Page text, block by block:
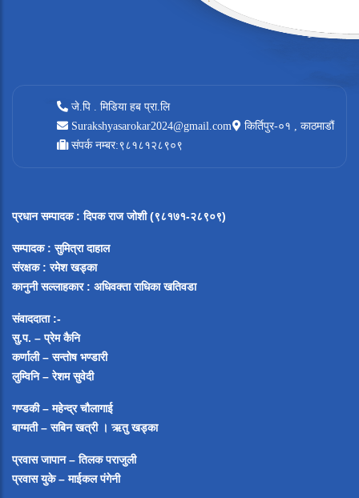
जे.पि . मिडिया हब प्रा.लि
Surakshyasarokar2024@gmail.com
किर्तिपुर-०१ , काठमाडौं
संपर्क नम्बर:९८१८१२८९०९
प्रधान सम्पादक: दिपक राज जोशी (९८१७१-२८९०९)
सम्पादक : सुमित्रा दाहाल
संरक्षक : रमेश खड्का
कानुनी सल्लाहकार : अधिवक्ता राधिका खतिवडा
संवाददाता :-
सु.प. – प्रेम कैनि
कर्णाली – सन्तोष भण्डारी
लुम्विनि – रेशम सुवेदी
गण्डकी – महेन्द्र चौलागाई
बाग्मती – सबिन खत्री ।ऋतु खड्का
प्रवास जापान – तिलक पराजुली
प्रवास युके – माईकल पंगेनी